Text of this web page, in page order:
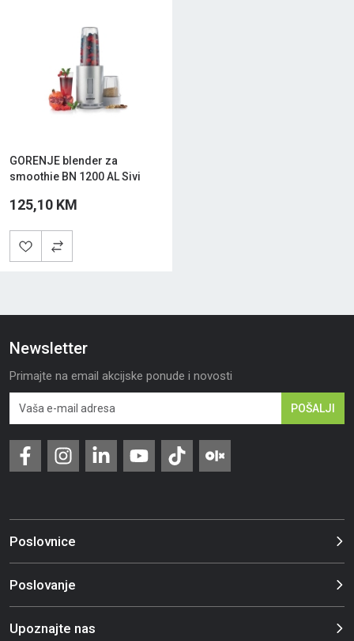
GORENJE blender za
smoothie BN 1200 AL Sivi
125,10 KM
Newsletter
Primajte na email akcijske ponude i novosti
POŠALJI
Poslovnice
Poslovanje
Upoznajte nas